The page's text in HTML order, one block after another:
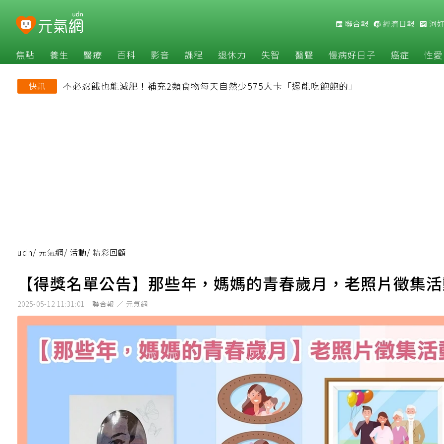
聯合報 經濟日報 河
焦點 養生 醫療 百科 影音 課程 退休力 失智 醫聲 慢病好日子 癌症 性愛
快訊 不必忍餓也能減肥！補充2類食物每天自然少575大卡「還能吃飽飽的」
udn/ 元氣網/ 活動/ 精彩回顧
【得獎名單公告】那些年，媽媽的青春歲月，老照片徵集
2025-05-12 11:31:01 聯合報 ／ 元氣網